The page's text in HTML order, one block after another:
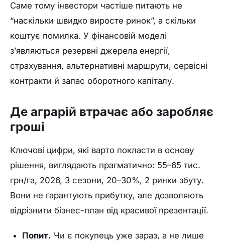
Саме тому інвестори частіше питають не
“наскільки швидко виросте ринок”, а скільки
коштує помилка. У фінансовій моделі
з’являються резервні джерела енергії,
страхування, альтернативні маршрути, сервісні
контракти й запас оборотного капіталу.
Де аграрій втрачає або заробляє
гроші
Ключові цифри, які варто покласти в основу
рішення, виглядають прагматично: 55–65 тис.
грн/га, 2026, 3 сезони, 20–30%, 2 ринки збуту.
Вони не гарантують прибутку, але дозволяють
відрізнити бізнес-план від красивої презентації.
Попит. Чи є покупець уже зараз, а не лише